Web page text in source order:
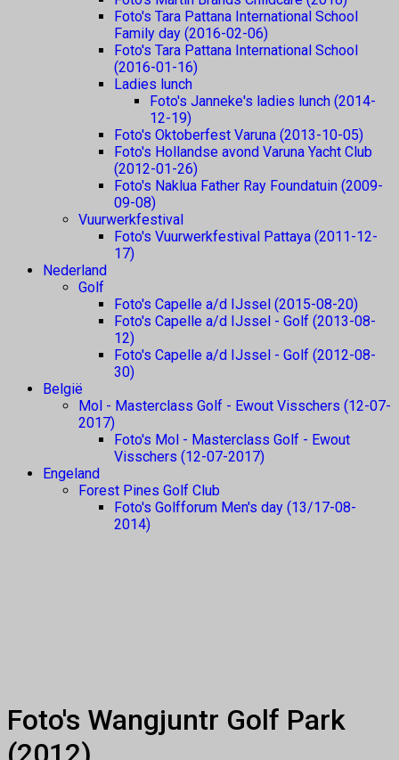
Foto's Tara Pattana International School
Family day (2016-02-06)
Foto's Tara Pattana International School
(2016-01-16)
Ladies lunch
Foto's Janneke's ladies lunch (2014-
12-19)
Foto's Oktoberfest Varuna (2013-10-05)
Foto's Hollandse avond Varuna Yacht Club
(2012-01-26)
Foto's Naklua Father Ray Foundatuin (2009-
09-08)
Vuurwerkfestival
Foto's Vuurwerkfestival Pattaya (2011-12-
17)
Nederland
Golf
Foto's Capelle a/d IJssel (2015-08-20)
Foto's Capelle a/d IJssel - Golf (2013-08-
12)
Foto's Capelle a/d IJssel - Golf (2012-08-
30)
België
Mol - Masterclass Golf - Ewout Visschers (12-07-
2017)
Foto's Mol - Masterclass Golf - Ewout
Visschers (12-07-2017)
Engeland
Forest Pines Golf Club
Foto's Golfforum Men's day (13/17-08-
2014)
Foto's Wangjuntr Golf Park